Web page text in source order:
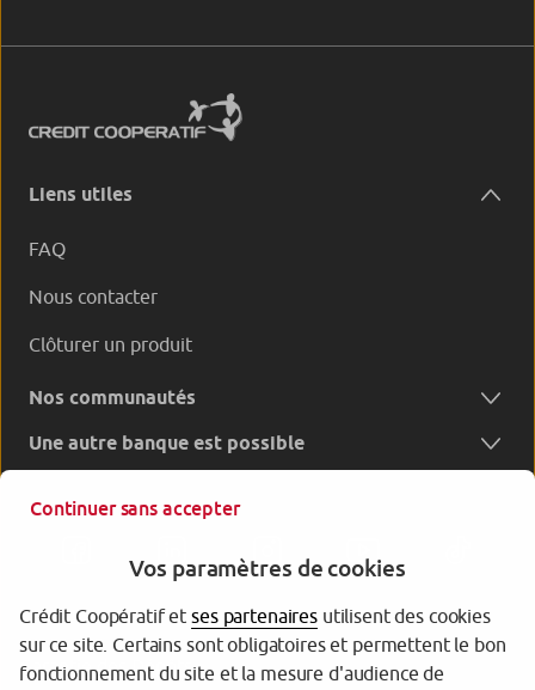
Liens utiles
FAQ
Nous contacter
Clôturer un produit
Nos communautés
Une autre banque est possible
Garantie des Dépôts
Continuer sans accepter
Vos paramètres de cookies
Crédit Coopératif etses partenairesutilisent des cookies
sur ce site. Certains sont obligatoires et permettent le bon
fonctionnement du site et la mesure d'audience de